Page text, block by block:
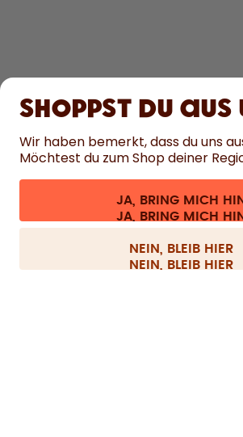
HILFE
KONTAKT
Cookie-Einstellungen AGB
Vertrag widerrufen
Alle Preise sind inklusive Mehrwertsteuer und
Shoppst du aus
Wir haben bemerkt, dass du uns
Möchtest du zum Shop deiner
JA, BRING MICH HIN
NEIN, BLEIB HIER